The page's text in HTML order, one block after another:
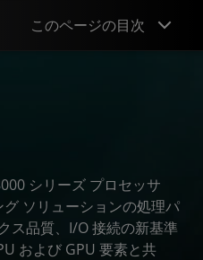
このページの目次
リソース
利用を開始
シリーズ プロセッサ
ソリューションの処理パ
ス品質、I/O 接続の新基準
および GPU 要素と共